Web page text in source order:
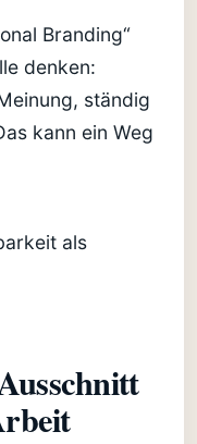
Branding“
denken:
ständig
kann ein Weg
als